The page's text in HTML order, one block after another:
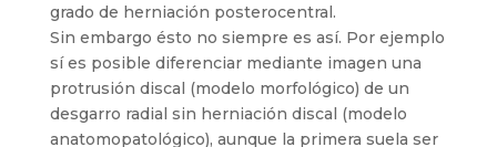
grado de herniación posterocentral.
Sin embargo ésto no siempre es así. Por ejemplo
sí es posible diferenciar mediante imagen una
protrusión discal (modelo morfológico) de un
desgarro radial sin herniación discal (modelo
anatomopatológico), aunque la primera suela ser